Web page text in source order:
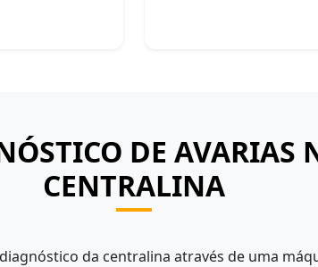
DE AVARIAS
CENTRALINA
da centralina através de uma